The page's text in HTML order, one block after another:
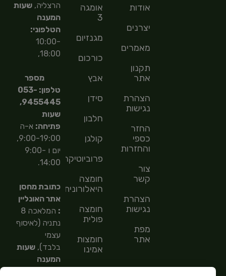
אודות
יצרנים
מאמרים
תקנון
אתר
הצהרת
נגישות
החזר
כספי
והחזרות
צור
קשר
הצהרת
נגישות
מפת
אתר
אומגה
3
מגנזיום
כורכום
אבץ
סידן
חלבון
קולגן
פרוביוטיקה
חומצה
היאלורונית
חומצה
פולית
חומצות
אמינו
חומצות
הרצליה,שעות
המענה
הטלפוני:
10:00-
18:00,
מספר
טלפון: 053-
9455445,
שעות
פתיחה: א-ה
9:00-19:00,
יום ו 9:00-
14:00.
כתובת מחסן
אתר האונליין
:
המלאכה 8
נתניה (לאיסוף
עצמי
בלבד),שעות
המענה